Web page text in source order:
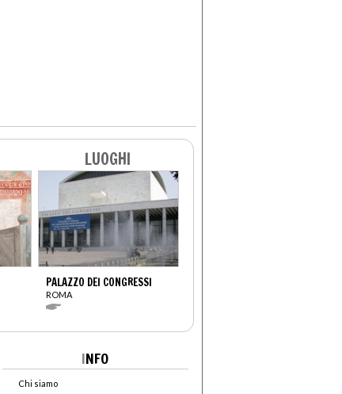
LUOGHI
PALAZZO DEI CONGRESSI
ROMA
INFO
Chi siamo